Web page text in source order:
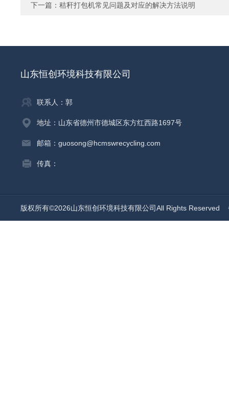
下一篇： 秸秆打包机常见问题及对应的解决方法说明
山东恒创环境科技有限公司
联系人：郭
地址：山东省德州市德城区东方红西路1697号
邮箱：guosong@hcmswrecycling.com
传真：
版权所有©2026山东恒创环境科技有限公司All Rights Reserved